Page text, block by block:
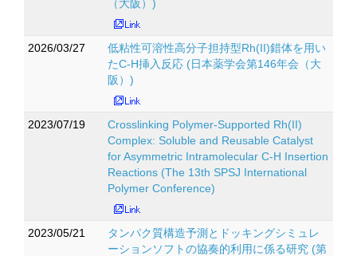
（大阪）)
2026/03/27
低粘性可溶性高分子担持型Rh(II)錯体を用い
たC-H挿入反応 (日本薬学会第146年会（大
阪）)
2023/07/19
Crosslinking Polymer-Supported Rh(II)
Complex: Soluble and Reusable Catalyst
for Asymmetric Intramolecular C-H Insertion
Reactions (The 13th SPSJ International
Polymer Conference)
2023/05/21
タンパク質構造予測とドッキングシミュレ
ーションソフトの協奏的利用に係る研究 (第